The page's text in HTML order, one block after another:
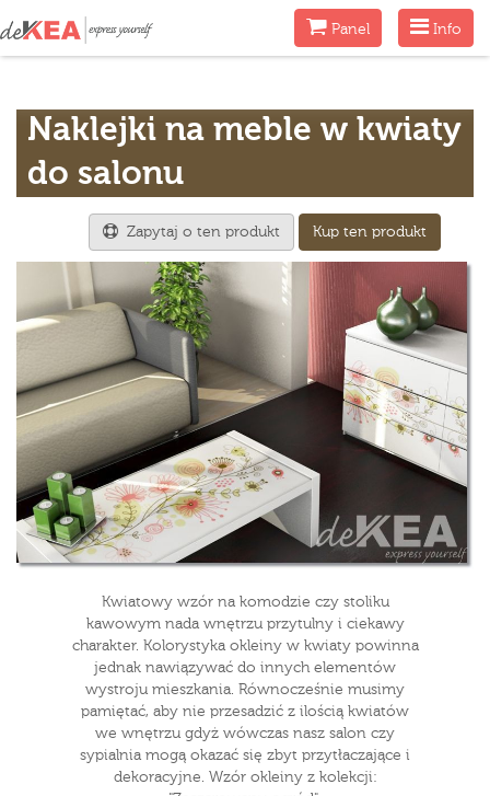
Menu
Info
MenuPanel
Naklejki na meble w kwiaty
do salonu
Zapytaj o ten produkt Kup ten produkt
Kwiatowy wzór na komodzie czy stoliku
kawowym nada wnętrzu przytulny i ciekawy
charakter. Kolorystyka okleiny w kwiaty powinna
jednak nawiązywać do innych elementów
wystroju mieszkania. Równocześnie musimy
pamiętać, aby nie przesadzić z ilością kwiatów
we wnętrzu gdyż wówczas nasz salon czy
sypialnia mogą okazać się zbyt przytłaczające i
dekoracyjne. Wzór okleiny z kolekcji: